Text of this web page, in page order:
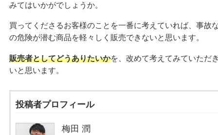
みてはいかがでしょうか。
買ってくださるお客様のことを一番に考えていれば、事故
の危険が潜む商品を軽々しく販売できないと思います。
販売者としてどうありたいかを、改めて考えてみていただ
いと思います。
投稿者プロフィール
梅田 潤